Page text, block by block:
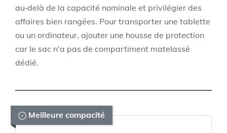
au‑delà de la capacité nominale et privilégier des
affaires bien rangées. Pour transporter une tablette
ou un ordinateur, ajouter une housse de protection
car le sac n'a pas de compartiment matelassé
dédié.
Meilleure compacité